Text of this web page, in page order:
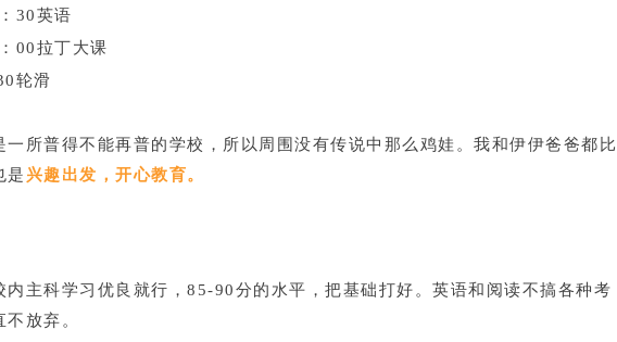
30英语
00拉丁大课
轮滑
一所普得不能再普的学校，所以周围没有传说中那么鸡娃。我和伊伊爸爸都比
是 兴趣出发，开心教育。
内主科学习优良就行，85-90分的水平，把基础打好。英语和阅读不搞各种考
放弃。